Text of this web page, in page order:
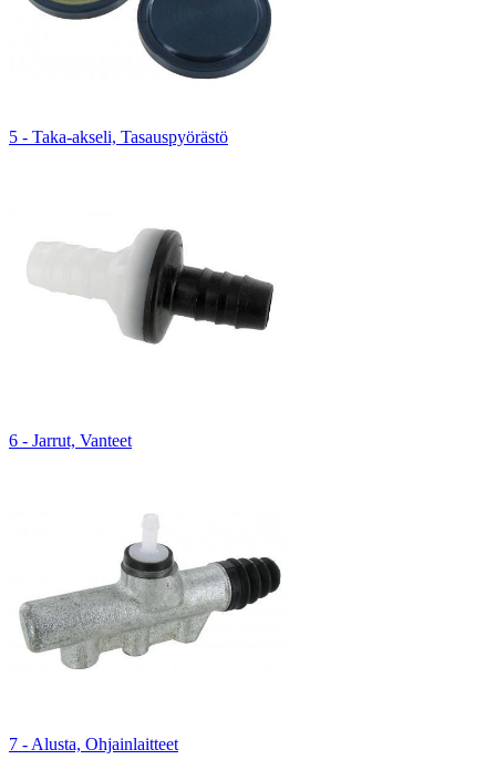
5 - Taka-akseli, Tasauspyörästö
6 - Jarrut, Vanteet
7 - Alusta, Ohjainlaitteet